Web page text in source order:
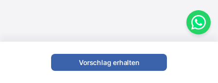
Vorschlag erhalten